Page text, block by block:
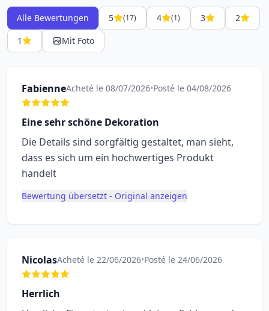
Alle Bewertungen 5 (17) 4 (1) 3
2
1
Mit Foto
FabienneAcheté le 08/07/2026•Posté le 04/08/2026
Eine sehr schöne Dekoration
Die Details sind sorgfältig gestaltet, man sieht,
dass es sich um ein hochwertiges Produkt
handelt
Bewertung übersetzt - Original anzeigen
NicolasAcheté le 22/06/2026•Posté le 24/06/2026
Herrlich